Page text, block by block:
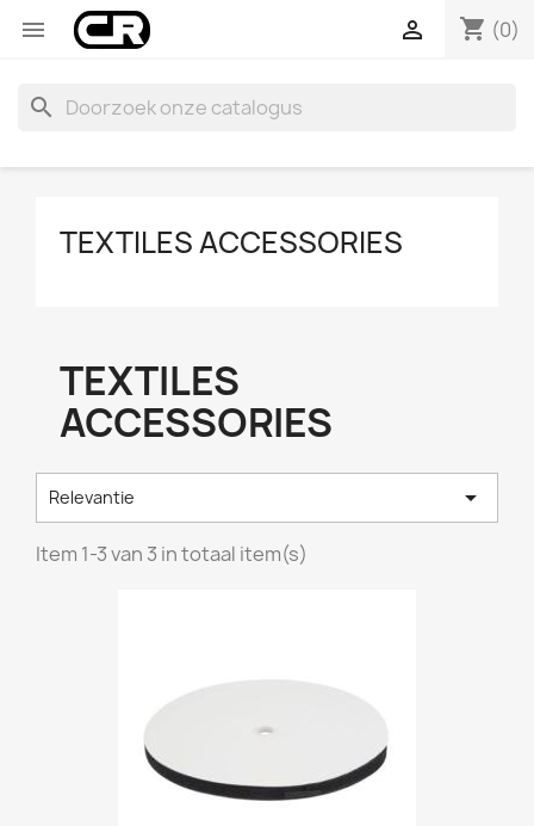
 shopping_cart (0)

search
TEXTILES ACCESSORIES
TEXTILES
ACCESSORIES
Relevantie 
Item 1-3 van 3 in totaal item(s)